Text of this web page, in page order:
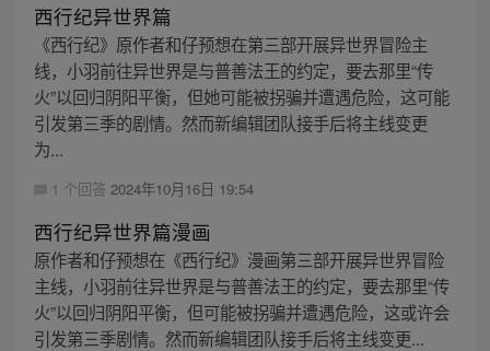
西行纪异世界篇
《西行纪》原作者和仔预想在第三部开展异世界冒险主
线，小羽前往异世界是与普善法王的约定，要去那里“传
火”以回归阴阳平衡，但她可能被拐骗并遭遇危险，这可能
引发第三季的剧情。然而新编辑团队接手后将主线变更
为...
1 个回答 2024年10月16日 19:54
西行纪异世界篇漫画
原作者和仔预想在《西行纪》漫画第三部开展异世界冒险
主线，小羽前往异世界是与普善法王的约定，要去那里“传
火”以回归阴阳平衡，但可能被拐骗并遭遇危险，这或许会
引发第三季剧情。然而新编辑团队接手后将主线变更...